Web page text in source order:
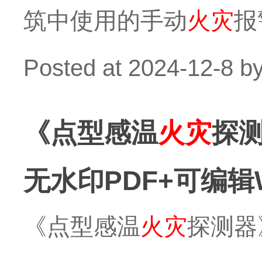
筑中使用的手动火灾
Posted at 2024-12-8
《点型感温火灾探
无水印PDF+可编
《点型感温火灾探测